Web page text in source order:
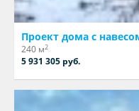
Проект дома с
240 м2
5 931 305 руб.